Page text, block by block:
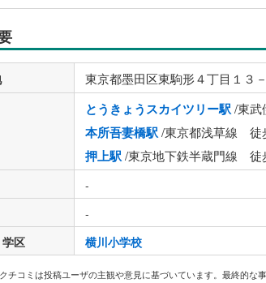
東京都墨田区東駒形４丁目１３
とうきょうスカイツリー駅/東
本所吾妻橋駅/東京都浅草線 徒
押上駅/東京地下鉄半蔵門線 徒
-
-
区
横川小学校
チコミは投稿ユーザの主観や意見に基づいています。最終的な